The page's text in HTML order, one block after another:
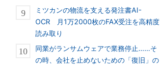
ミツカンの物流を支える発注書AI-
OCR 月1万2000枚のFAX受注を高精度
読み取り
同業がランサムウェアで業務停止……そ
の時、会社を止めないための「復旧」の